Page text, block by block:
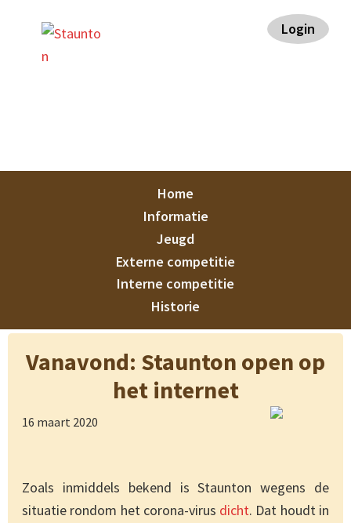
Login
Home
Informatie
Jeugd
Externe competitie
Interne competitie
Historie
Vanavond: Staunton open op
het internet
16 maart 2020
Zoals inmiddels bekend is Staunton wegens de
situatie rondom het corona-virus dicht. Dat houdt in